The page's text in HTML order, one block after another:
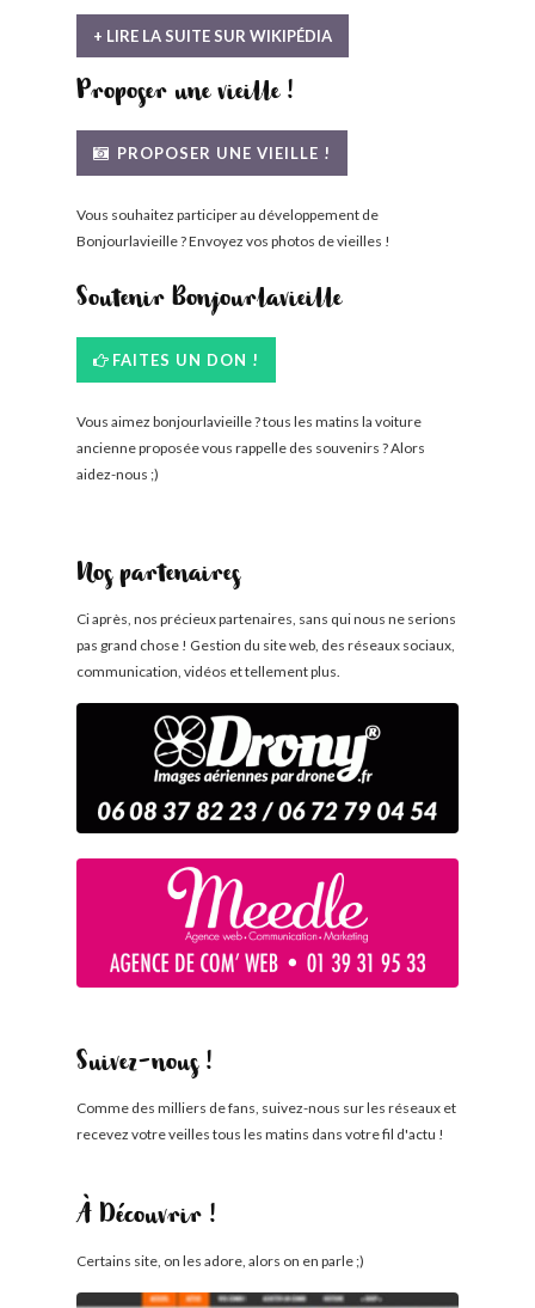
+ LIRE LA SUITE SUR WIKIPÉDIA
Proposer une vieille !
PROPOSER UNE VIEILLE !
Vous souhaitez participer au développement de
Bonjourlavieille ? Envoyez vos photos de vieilles !
Soutenir Bonjourlavieille
FAITES UN DON !
Vous aimez bonjourlavieille ? tous les matins la voiture
ancienne proposée vous rappelle des souvenirs ? Alors
aidez-nous ;)
Nos partenaires
Ci après, nos précieux partenaires, sans qui nous ne serions
pas grand chose ! Gestion du site web, des réseaux sociaux,
communication, vidéos et tellement plus.
Suivez-nous !
Comme des milliers de fans, suivez-nous sur les réseaux et
recevez votre veilles tous les matins dans votre fil d'actu !
À Découvrir !
Certains site, on les adore, alors on en parle ;)